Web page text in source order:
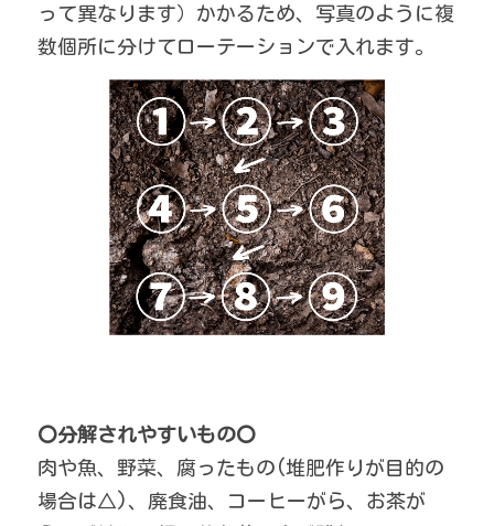
って異なります）かかるため、写真のように複
数個所に分けてローテーションで入れます。
〇分解されやすいもの〇
肉や魚、野菜、腐ったもの(堆肥作りが目的の
場合は△)、廃食油、コーヒーがら、お茶が